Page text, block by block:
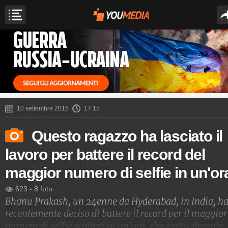
10 settembre 2015 17:15
Questo ragazzo ha lasciato il
lavoro per battere il record del
maggior numero di selfie in
623 - 8 foto
Bhanu Prakash, un 24enne da Hyderabad, in India, ha
recentemente deciso di battere il record per il maggior
numero di selfie scattati in un'ora, che è attualmente